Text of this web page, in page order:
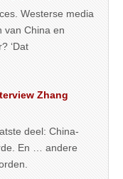
Westerse media
van China en
‘Dat
Zhang
deel: China-
En … andere